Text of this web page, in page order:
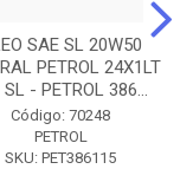
SAE SL 20W50
PETROL 24X1LT
- PETROL 386...
Código: 70248
PETROL
SKU: PET386115